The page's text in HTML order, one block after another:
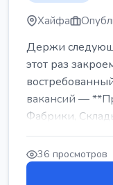
Хайфа
Держи
этот раз
вакансий —
Фабрики,
заводы** ...
36 просмотров